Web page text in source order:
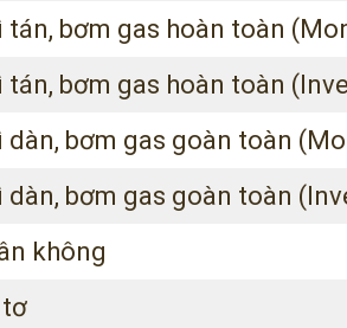
tán, bơm gas hoàn toàn
tán, bơm gas hoàn toàn
dàn, bơm gas goàn toàn
dàn, bơm gas goàn toàn
không